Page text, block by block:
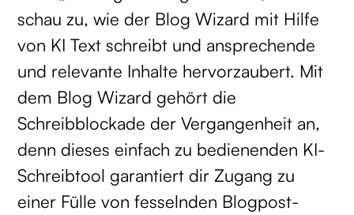
schau zu, wie der Blog Wizard mit Hilfe
von KI Text schreibt und ansprechende
und relevante Inhalte hervorzaubert. Mit
dem Blog Wizard gehört die
Schreibblockade der Vergangenheit an,
denn dieses einfach zu bedienenden KI-
Schreibtool garantiert dir Zugang zu
einer Fülle von fesselnden Blogpost-